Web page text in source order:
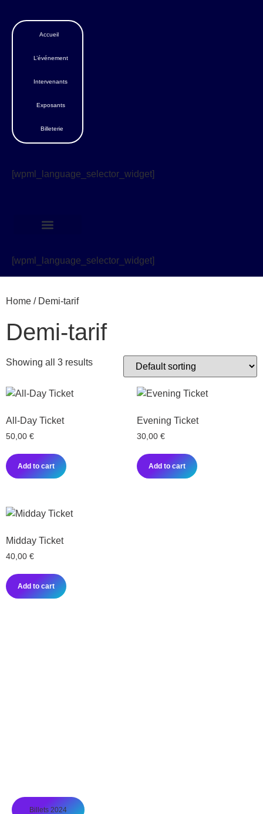
Accueil
L’événement
Intervenants
Exposants
Billeterie
[wpml_language_selector_widget]
[wpml_language_selector_widget]
Home / Demi-tarif
Demi-tarif
Showing all 3 results
All-Day Ticket
50,00 €
Add to cart
Evening Ticket
30,00 €
Add to cart
Midday Ticket
40,00 €
Add to cart
Billets 2024